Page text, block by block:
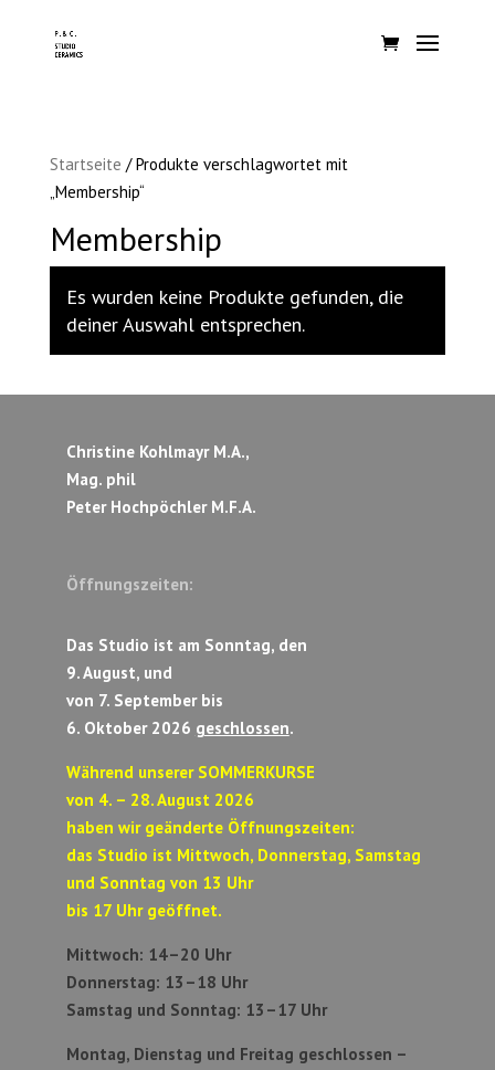
Startseite / Produkte verschlagwortet mit
„Membership“
Membership
Es wurden keine Produkte gefunden, die
deiner Auswahl entsprechen.
Christine Kohlmayr M.A.,
Mag. phil
Peter Hochpöchler M.F.A.
Öffnungszeiten:
Das Studio ist am Sonntag, den
9. August, und
von 7. September bis
6. Oktober 2026 geschlossen.
Während unserer SOMMERKURSE
von 4. – 28. August 2026
haben wir geänderte Öffnungszeiten:
das Studio ist Mittwoch, Donnerstag, Samstag
und Sonntag von 13 Uhr
bis 17 Uhr geöffnet.
Mittwoch: 14–20 Uhr
Donnerstag: 13–18 Uhr
Samstag und Sonntag: 13–17 Uhr
Montag, Dienstag und Freitag geschlossen –